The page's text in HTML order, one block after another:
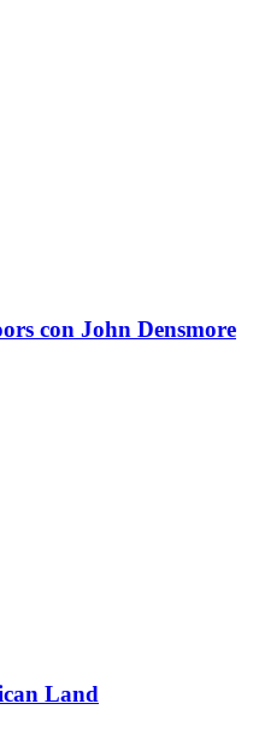
con John Densmore
Land